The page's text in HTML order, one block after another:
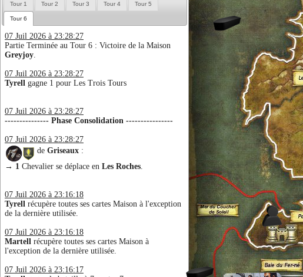
Tour 1 Tour 2 Tour 3 Tour 4 Tour 5
Tour 6
07 Juil 2026 à 23:28:27
Partie Terminée au Tour 6 : Victoire de la Maison
Greyjoy.
07 Juil 2026 à 23:28:27
Tyrell gagne 1 pour Les Trois Tours
07 Juil 2026 à 23:28:27
--------------- Phase Consolidation ----------------
07 Juil 2026 à 23:28:27
deGriseaux :
→ 1 Chevalier se déplace en Les Roches.
07 Juil 2026 à 23:16:18
Tyrell récupère toutes ses cartes Maison à l'exception
de la dernière utilisée.
07 Juil 2026 à 23:16:18
Martell récupère toutes ses cartes Maison à
l'exception de la dernière utilisée.
07 Juil 2026 à 23:16:17